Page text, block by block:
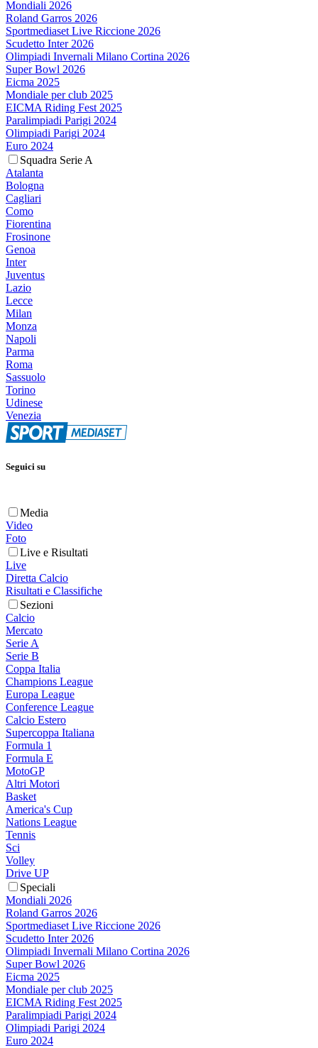
Mondiali 2026
Roland Garros 2026
Sportmediaset Live Riccione 2026
Scudetto Inter 2026
Olimpiadi Invernali Milano Cortina 2026
Super Bowl 2026
Eicma 2025
Mondiale per club 2025
EICMA Riding Fest 2025
Paralimpiadi Parigi 2024
Olimpiadi Parigi 2024
Euro 2024
Squadra Serie A
Atalanta
Bologna
Cagliari
Como
Fiorentina
Frosinone
Genoa
Inter
Juventus
Lazio
Lecce
Milan
Monza
Napoli
Parma
Roma
Sassuolo
Torino
Udinese
Venezia
Seguici su
Media
Video
Foto
Live e Risultati
Live
Diretta Calcio
Risultati e Classifiche
Sezioni
Calcio
Mercato
Serie A
Serie B
Coppa Italia
Champions League
Europa League
Conference League
Calcio Estero
Supercoppa Italiana
Formula 1
Formula E
MotoGP
Altri Motori
Basket
America's Cup
Nations League
Tennis
Sci
Volley
Drive UP
Speciali
Mondiali 2026
Roland Garros 2026
Sportmediaset Live Riccione 2026
Scudetto Inter 2026
Olimpiadi Invernali Milano Cortina 2026
Super Bowl 2026
Eicma 2025
Mondiale per club 2025
EICMA Riding Fest 2025
Paralimpiadi Parigi 2024
Olimpiadi Parigi 2024
Euro 2024